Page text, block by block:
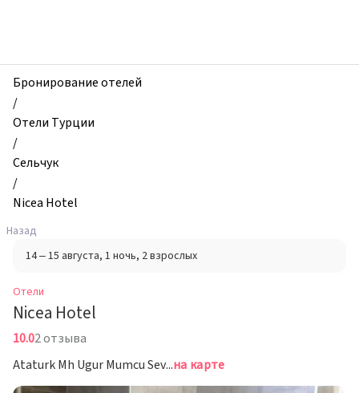
Nicea
Hotel,
Сельчук,
Турция
Бронирование отелей
/
Отели Турции
/
Сельчук
/
Nicea Hotel
Назад
14 – 15 августа, 1 ночь, 2 взрослых
Отели
Nicea Hotel
10.02 отзыва
Ataturk Mh Ugur Mumcu Sevgi Yolu No14, Сельчукна карте